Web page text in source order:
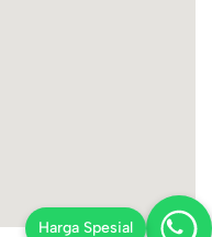
Harga Spesial